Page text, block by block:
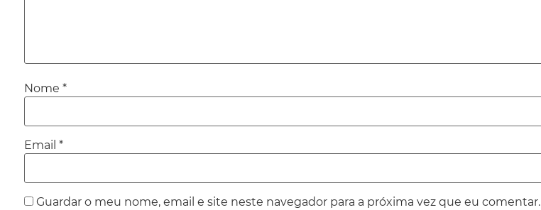
Nome *
Email *
Guardar o meu nome, email e site neste navegador para a próxima vez que eu comentar.